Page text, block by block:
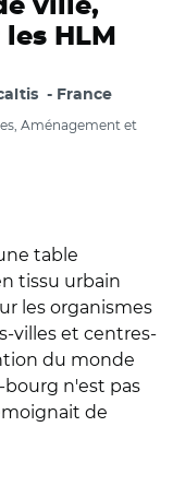
ville,
HLM
France
Aménagement et
table
tissu urbain
les organismes
villes et centres-
du monde
n'est pas
de